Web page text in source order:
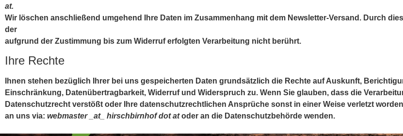
at.
Wir löschen anschließend umgehend Ihre Daten im Zusammenhang mit dem Newsletter-Versand. Durch
der
aufgrund der Zustimmung bis zum Widerruf erfolgten Verarbeitung nicht berührt.
Ihre Rechte
Ihnen stehen bezüglich Ihrer bei uns gespeicherten Daten grundsätzlich die Rechte auf Auskunft,
Einschränkung, Datenübertragbarkeit, Widerruf und Widerspruch zu. Wenn Sie glauben, dass die
Datenschutzrecht verstößt oder Ihre datenschutzrechtlichen Ansprüche sonst in einer Weise verletzt
an uns via: webmaster _at_ hirschbirnhof dot atoder an die Datenschutzbehörde wenden.